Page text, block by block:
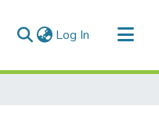
Log In (current)